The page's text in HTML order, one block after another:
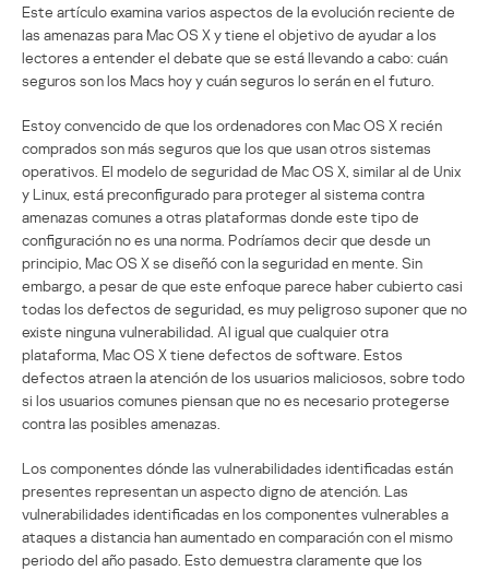
Este artículo examina varios aspectos de la evolución reciente de
las amenazas para Mac OS X y tiene el objetivo de ayudar a los
lectores a entender el debate que se está llevando a cabo: cuán
seguros son los Macs hoy y cuán seguros lo serán en el futuro.
Estoy convencido de que los ordenadores con Mac OS X recién
comprados son más seguros que los que usan otros sistemas
operativos. El modelo de seguridad de Mac OS X, similar al de Unix
y Linux, está preconfigurado para proteger al sistema contra
amenazas comunes a otras plataformas donde este tipo de
configuración no es una norma. Podríamos decir que desde un
principio, Mac OS X se diseñó con la seguridad en mente. Sin
embargo, a pesar de que este enfoque parece haber cubierto casi
todas los defectos de seguridad, es muy peligroso suponer que no
existe ninguna vulnerabilidad. Al igual que cualquier otra
plataforma, Mac OS X tiene defectos de software. Estos
defectos atraen la atención de los usuarios maliciosos, sobre todo
si los usuarios comunes piensan que no es necesario protegerse
contra las posibles amenazas.
Los componentes dónde las vulnerabilidades identificadas están
presentes representan un aspecto digno de atención. Las
vulnerabilidades identificadas en los componentes vulnerables a
ataques a distancia han aumentado en comparación con el mismo
periodo del año pasado. Esto demuestra claramente que los